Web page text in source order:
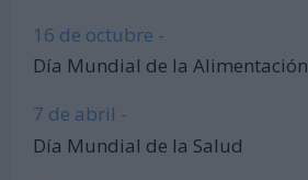
16 de octubre -
Día Mundial de la Alimentación
7 de abril -
Día Mundial de la Salud